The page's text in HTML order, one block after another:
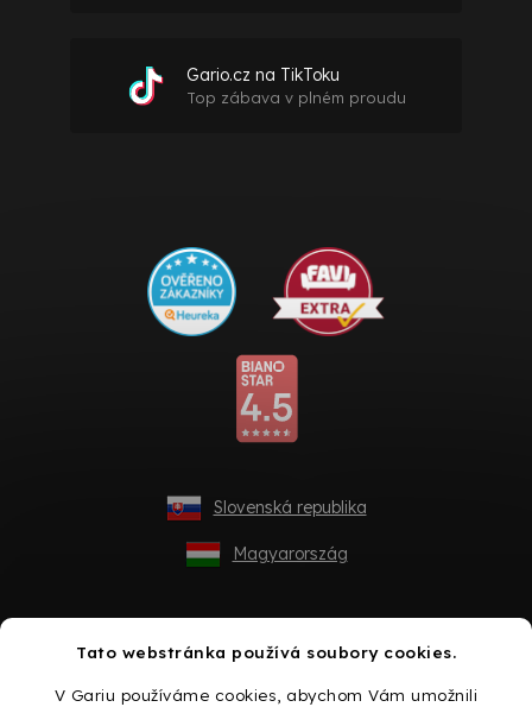
Tato webstránka používá soubory cookies.
V Gariu používáme cookies, abychom Vám umožnili
Gario.cz na TikToku
Top zábava v plném proudu
Slovenská republika
Magyarország